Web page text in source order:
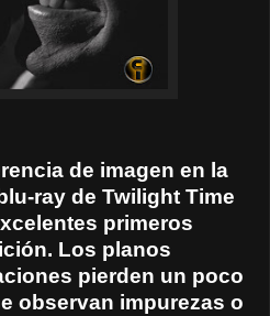
de imagen en la
ray de Twilight Time
primeros
Los planos
pierden un poco
observan impurezas o